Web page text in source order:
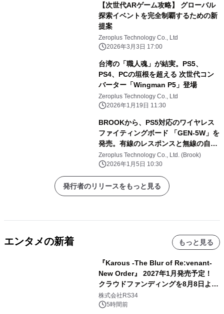
【次世代ARゲーム攻略】 グローバル
探索イベントを完全制覇するための新
提案
Zeroplus Technology Co., Ltd
2026年3月3日 17:00
台湾の「職人魂」が結実。PS5、
PS4、PCの垣根を超える 次世代コン
バーター「Wingman P5」登場
Zeroplus Technology Co., Ltd
2026年1月19日 11:30
BROOKから、PS5対応のワイヤレス
ファイティングボード 「GEN-5W」を
発売。有線のレスポンスと無線の自由
を両立
Zeroplus Technology Co., Ltd. (Brook)
2026年1月5日 10:30
発行者のリリースをもっと見る
エンタメの新着 もっと見る
『Karous -The Blur of Re:venant-
New Order』 2027年1月発売予定！
クラウドファンディングを8月8日より
開始
株式会社RS34
5時間前